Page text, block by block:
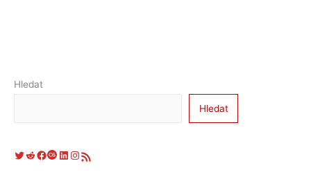
Hledat
Hledat
Twitter Reddit Facebook Last.fm LinkedIn Instagram RSS zdroj